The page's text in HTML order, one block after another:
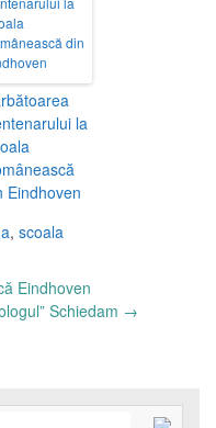
la
Eindhoven
, scoala
Eindhoven
Schiedam →